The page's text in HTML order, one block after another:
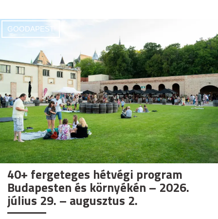
GOODAPEST
40+ fergeteges hétvégi program
Budapesten és környékén – 2026.
július 29. – augusztus 2.